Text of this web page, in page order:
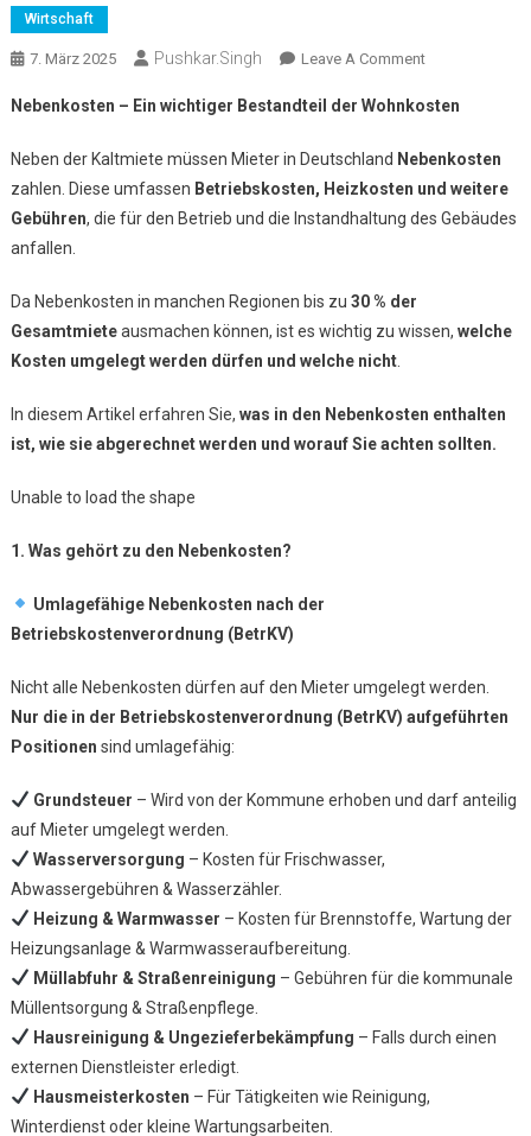
Wirtschaft
7. März 2025 Pushkar.singh Leave A CommentOn
In
–
Was
Ist
Nebenkosten – Ein wichtiger Bestandteil der Wohnkosten
Neben der Kaltmiete müssen Mieter in Deutschland Nebenkosten
zahlen. Diese umfassen Betriebskosten, Heizkosten und weitere
Gebühren, die für den Betrieb und die Instandhaltung des Gebäudes
anfallen.
Da Nebenkosten in manchen Regionen bis zu 30 % der
Gesamtmieteausmachen können, ist es wichtig zu wissen, welche
Kosten umgelegt werden dürfen und welche nicht.
In diesem Artikel erfahren Sie, was in den Nebenkosten enthalten
ist, wie sie abgerechnet werden und worauf Sie achten sollten.
Unable to load the shape
1. Was gehört zu den Nebenkosten?
Umlagefähige Nebenkosten nach der
Betriebskostenverordnung (BetrKV)
Nicht alle Nebenkosten dürfen auf den Mieter umgelegt werden.
Nur die in der Betriebskostenverordnung (BetrKV) aufgeführten
Positionen sind umlagefähig:
Grundsteuer – Wird von der Kommune erhoben und darf anteilig
auf Mieter umgelegt werden.
Wasserversorgung – Kosten für Frischwasser,
Abwassergebühren & Wasserzähler.
Heizung & Warmwasser – Kosten für Brennstoffe, Wartung der
Heizungsanlage & Warmwasseraufbereitung.
Müllabfuhr & Straßenreinigung – Gebühren für die kommunale
Müllentsorgung & Straßenpflege.
Hausreinigung & Ungezieferbekämpfung – Falls durch einen
externen Dienstleister erledigt.
Hausmeisterkosten – Für Tätigkeiten wie Reinigung,
Winterdienst oder kleine Wartungsarbeiten.